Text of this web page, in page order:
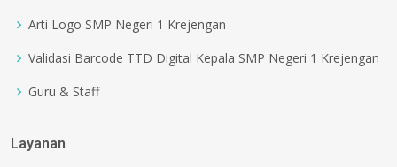
Arti Logo SMP Negeri 1 Krejengan
Validasi Barcode TTD Digital Kepala SMP Negeri 1 Krejengan
Guru & Staff
Layanan